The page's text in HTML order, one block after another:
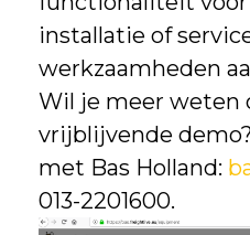
installatie of
werkzaamheden
Wil je meer weten
vrijblijvende
met Bas Holland:
013-2201600.